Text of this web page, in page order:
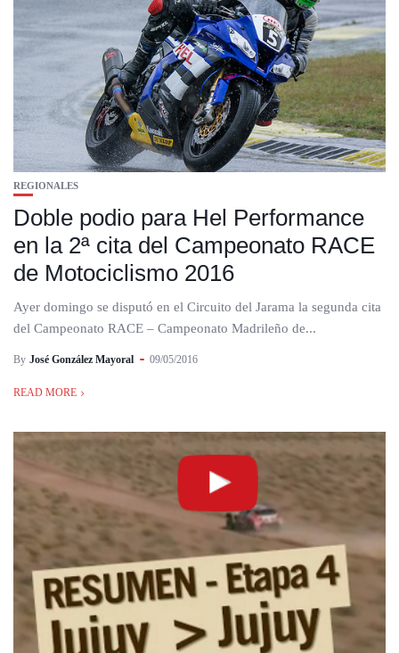
REGIONALES
Doble podio para Hel Performance
en la 2ª cita del Campeonato RACE
de Motociclismo 2016
Ayer domingo se disputó en el Circuito del Jarama la segunda cita
del Campeonato RACE – Campeonato Madrileño de...
By José González Mayoral 09/05/2016
READ MORE